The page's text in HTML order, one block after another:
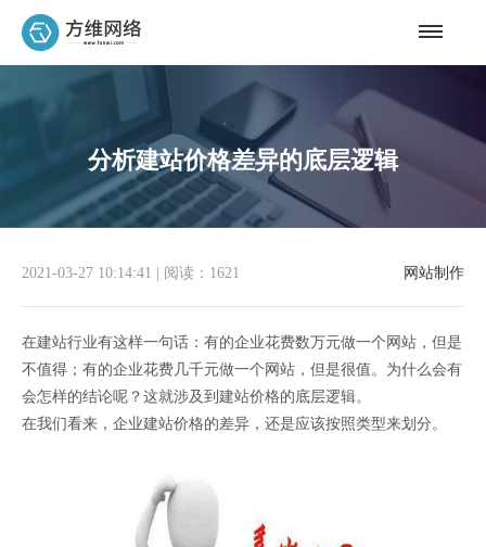
分析建站价格差异的底层逻辑
网站制作
2021-03-27 10:14:41 阅读：1621
在建站行业有这样一句话：有的企业花费数万元做一个网站，但是
不值得；有的企业花费几千元做一个网站，但是很值。为什么会有
会怎样的结论呢？这就涉及到建站价格的底层逻辑。
在我们看来，企业建站价格的差异，还是应该按照类型来划分。